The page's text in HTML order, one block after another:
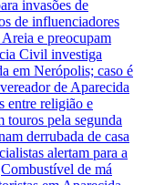
invasões de
de influenciadores
e preocupam
Civil investiga
em Nerópolis; caso é
de Aparecida
entre religião e
touros pela segunda
derrubada de casa
alertam para a
Combustível de má